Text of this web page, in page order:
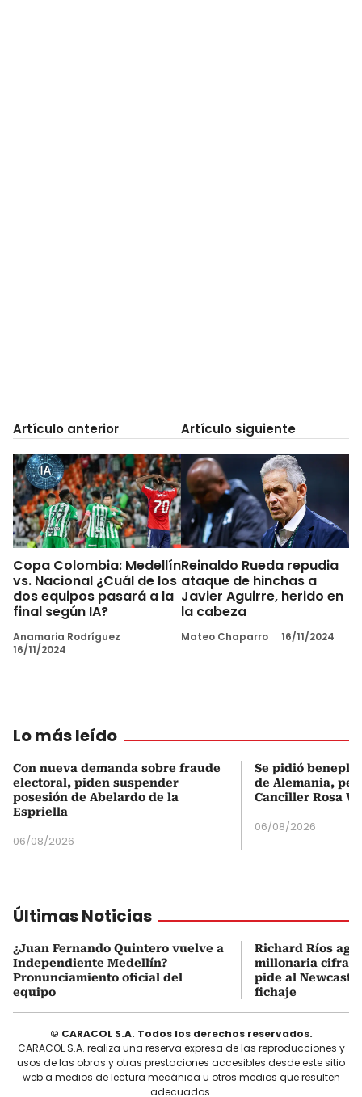
Artículo anterior
Copa Colombia: Medellín
vs. Nacional ¿Cuál de los
dos equipos pasará a la
final según IA?
Anamaria Rodríguez
16/11/2024
Artículo siguiente
Reinaldo Rueda repudia
ataque de hinchas a
Javier Aguirre, herido en
la cabeza
Mateo Chaparro 16/11/2024
Lo más leído
Con nueva demanda sobre fraude
electoral, piden suspender
posesión de Abelardo de la
Espriella
06/08/2026
Se pidió
de Alemania,
Canciller Rosa
06/08/2026
Últimas Noticias
¿Juan Fernando Quintero vuelve a
Independiente Medellín?
Pronunciamiento oficial del
equipo
Richard Ríos
millonaria cifra
pide al
fichaje
© CARACOL S.A. Todos los derechos reservados.
CARACOL S.A. realiza una reserva expresa de las reproducciones y
usos de las obras y otras prestaciones accesibles desde este sitio
web a medios de lectura mecánica u otros medios que resulten
adecuados.